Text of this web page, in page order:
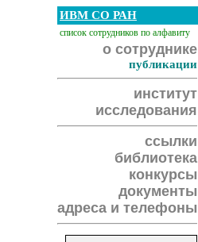
ИВМ СО РАН
список сотрудников по алфавиту
о сотруднике
публикации
институт
исследования
ссылки
библиотека
конкурсы
документы
адреса и телефоны